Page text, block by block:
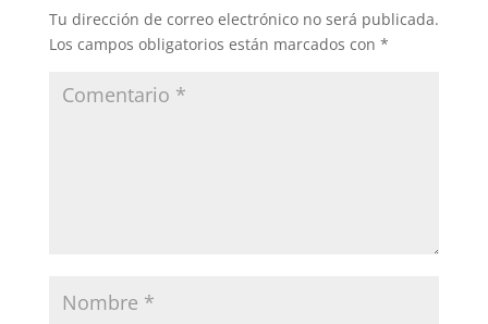
Tu dirección de correo electrónico no será publicada.
Los campos obligatorios están marcados con *